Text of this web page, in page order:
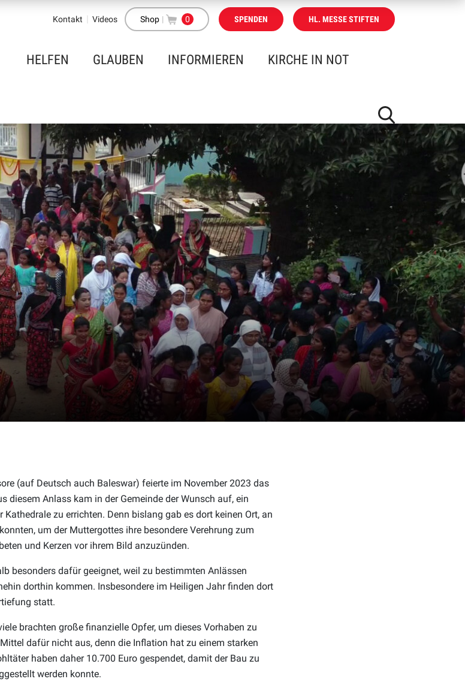
Kontakt Videos Shop | 0 SPENDEN HL. MESSE STIFTEN
HELFEN GLAUBEN INFORMIEREN KIRCHE IN NOT
(auf Deutsch auch Baleswar) feierte im November 2023 das
diesem Anlass kam in der Gemeinde der Wunsch auf, ein
zu errichten. Denn bislang gab es dort keinen Ort, an
um der Muttergottes ihre besondere Verehrung zum
und Kerzen vor ihrem Bild anzuzünden.
besonders dafür geeignet, weil zu bestimmten Anlässen
dorthin kommen. Insbesondere im Heiligen Jahr finden dort
statt.
brachten große finanzielle Opfer, um dieses Vorhaben zu
dafür nicht aus, denn die Inflation hat zu einem starken
haben daher 10.700 Euro gespendet, damit der Bau zu
werden konnte.